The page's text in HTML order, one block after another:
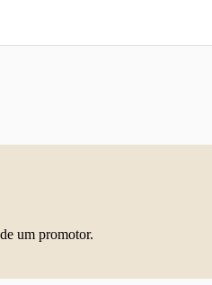
um promotor.